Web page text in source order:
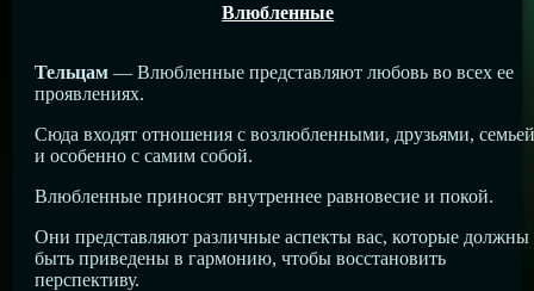
Влюбленные
Тельцам— Влюбленные представляют любовь во всех ее
проявлениях.
Сюда входят отношения с возлюбленными, друзьями, семьей
и особенно с самим собой.
Влюбленные приносят внутреннее равновесие и покой.
Они представляют различные аспекты вас, которые должны
быть приведены в гармонию, чтобы восстановить
перспективу.